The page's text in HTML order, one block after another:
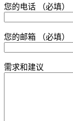
您的电话 （必填）
您的邮箱 （必填）
需求和建议